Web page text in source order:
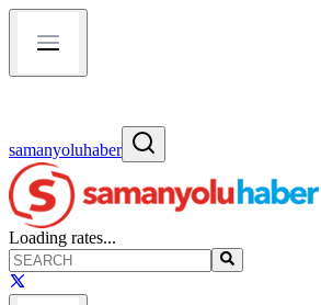
samanyoluhaber
Loading rates...